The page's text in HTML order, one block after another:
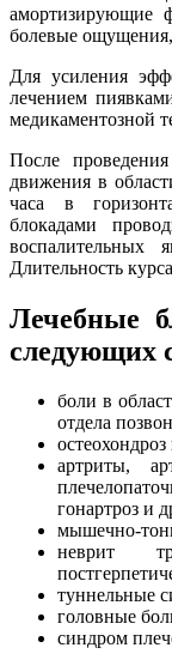
амортизирующие
болевые
Для усиления
лечением
медикаментозной
После
движения в
часа в
блокадами
Длительность
Лечебные
следующих
боли в
отдела
артриты,
гонартроз и
мышечно-
неврит
туннельные
головные
синдром